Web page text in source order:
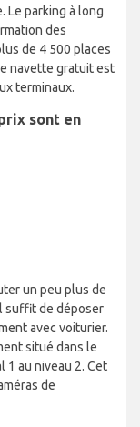
Le parking à long
des
de 4 500 places
navette gratuit est
terminaux.
sont en
un peu plus de
suffit de déposer
avec voiturier.
situé dans le
1 au niveau 2. Cet
de